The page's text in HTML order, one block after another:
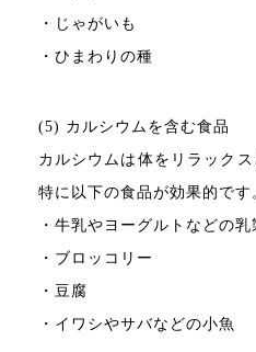
・じゃがいも
・ひまわりの種
(5) カルシウムを含む食品
カルシウムは体をリラック
特に以下の食品が効果的です
・牛乳やヨーグルトなどの乳
・ブロッコリー
・豆腐
・イワシやサバなどの小魚